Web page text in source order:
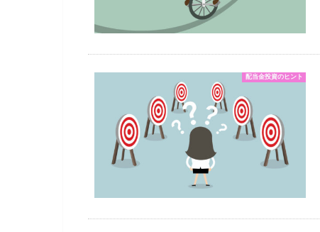
配当金投資のヒント